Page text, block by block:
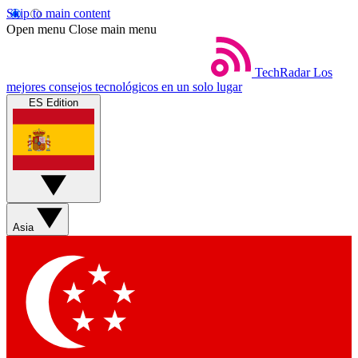
Skip to main content
Open menu Close main menu
TechRadar Los
mejores consejos tecnológicos en un solo lugar
ES Edition
Asia